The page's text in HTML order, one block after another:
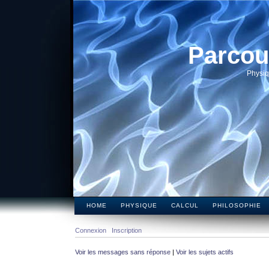
HOME PHYSIQUE CALCUL PHILOSOPHIE
Connexion Inscription
Voir les messages sans réponse | Voir les sujets actifs